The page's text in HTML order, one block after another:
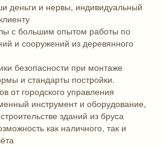
деньги и нервы, индивидуальный
с большим опытом работы по
и сооружений из деревянного
безопасности при монтаже
и стандарты постройки.
от городского управления
инструмент и оборудование,
зданий из бруса
как наличного, так и